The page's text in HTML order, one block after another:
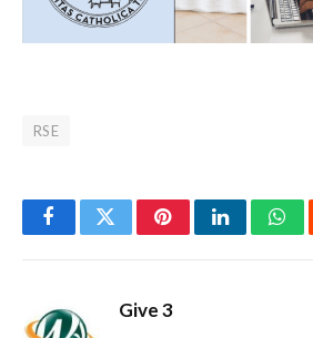
RSE
FacebookTwitterPinterestLinkedIn
Give 3